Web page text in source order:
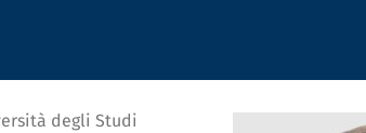
degli Studi